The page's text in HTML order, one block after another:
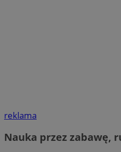
reklama
Nauka przez zabawę,